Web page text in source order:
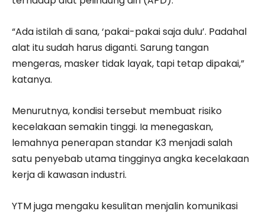
“Ada istilah di sana, ‘pakai-pakai saja dulu’. Padahal
alat itu sudah harus diganti. Sarung tangan
mengeras, masker tidak layak, tapi tetap dipakai,”
katanya.
Menurutnya, kondisi tersebut membuat risiko
kecelakaan semakin tinggi. Ia menegaskan,
lemahnya penerapan standar K3 menjadi salah
satu penyebab utama tingginya angka kecelakaan
kerja di kawasan industri.
YTM juga mengaku kesulitan menjalin komunikasi